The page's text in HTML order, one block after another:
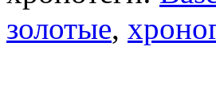
золотые,